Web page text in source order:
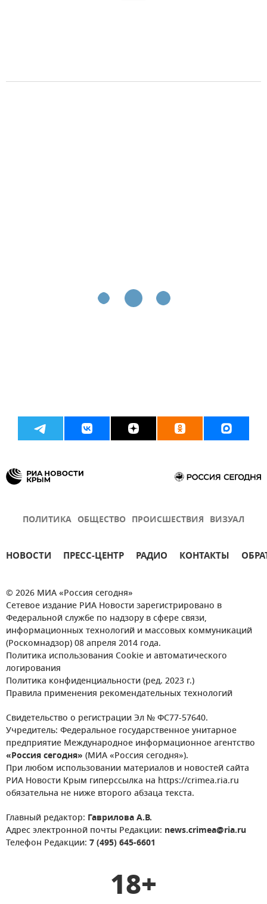
ПОЛИТИКА ОБЩЕСТВО ПРОИСШЕСТВИЯ ВИЗУАЛ
НОВОСТИ ПРЕСС-ЦЕНТР РАДИО КОНТАКТЫ
© 2026 МИА «Россия сегодня»
Сетевое издание РИА Новости зарегистрировано в
Федеральной службе по надзору в сфере связи,
информационных технологий и массовых коммуникаций
(Роскомнадзор) 08 апреля 2014 года.
Политика использования Cookie и автоматического
логирования
Политика конфиденциальности (ред. 2023 г.)
Правила применения рекомендательных технологий
Свидетельство о регистрации Эл № ФС77-57640.
Учредитель: Федеральное государственное унитарное
предприятие Международное информационное агентство
«Россия сегодня» (МИА «Россия сегодня»).
При любом использовании материалов и новостей сайта
РИА Новости Крым гиперссылка на https://crimea.ria.ru
обязательна не ниже второго абзаца текста.
Главный редактор: Гаврилова А.В.
Адрес электронной почты Редакции: news.crimea@ria.ru
Телефон Редакции: 7 (495) 645-6601
18+